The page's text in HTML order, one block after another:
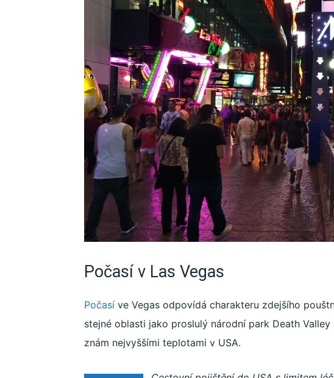
Počasí v Las Vegas
Počasí ve Vegas odpovídá charakteru zdejšího
stejné oblasti jako proslulý národní park Death
znám nejvyššími teplotami v USA.